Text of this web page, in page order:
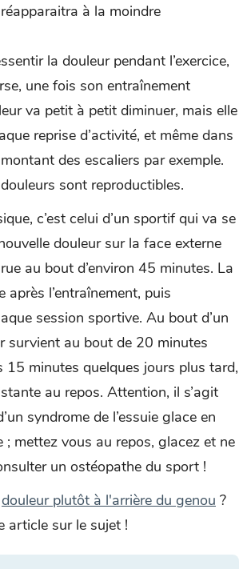
à la moindre
la douleur pendant l’exercice,
une fois son entraînement
va petit à petit diminuer, mais elle
reprise d’activité, et même dans
des escaliers par exemple.
sont reproductibles.
c’est celui d’un sportif qui va se
douleur sur la face externe
au bout d’environ 45 minutes. La
après l’entraînement, puis
session sportive. Au bout d’un
survient au bout de 20 minutes
15 minutes quelques jours plus tard,
au repos. Attention, il s’agit
syndrome de l’essuie glace en
; mettez vous au repos, glacez et ne
un ostéopathe du sport !
douleur plutôt à l'arrière du genou ?
article sur le sujet !